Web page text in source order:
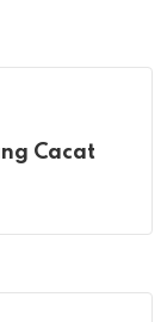
Cacat